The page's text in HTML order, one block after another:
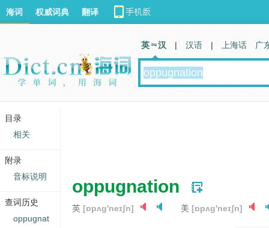
oppugnation
英 [ɒpʌɡ'neɪʃn] 美 [ɒpʌɡ'neɪʃn]
海词 权威词典 翻译
英 汉 | 汉语 | 上海话 广
目录
相关
附录
音标说明
查词历史
oppugnat